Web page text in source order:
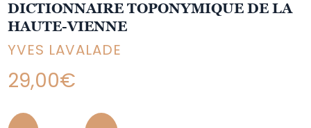
DICTIONNAIRE TOPONYMIQUE DE LA
HAUTE-VIENNE
YVES LAVALADE
29,00€
Quantity